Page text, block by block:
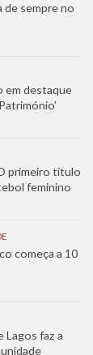
de sempre no
em destaque
primeiro título
feminino
começa a 10
Lagos faz a